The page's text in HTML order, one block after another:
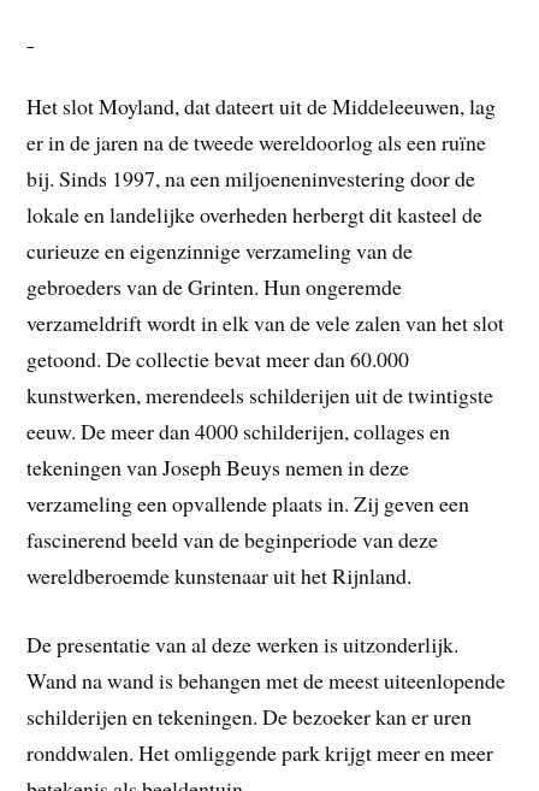
Het slot Moyland, dat dateert uit de Middeleeuwen, lag
er in de jaren na de tweede wereldoorlog als een ruïne
bij. Sinds 1997, na een miljoeneninvestering door de
lokale en landelijke overheden herbergt dit kasteel de
curieuze en eigenzinnige verzameling van de
gebroeders van de Grinten. Hun ongeremde
verzameldrift wordt in elk van de vele zalen van het slot
getoond. De collectie bevat meer dan 60.000
kunstwerken, merendeels schilderijen uit de twintigste
eeuw. De meer dan 4000 schilderijen, collages en
tekeningen van Joseph Beuys nemen in deze
verzameling een opvallende plaats in. Zij geven een
fascinerend beeld van de beginperiode van deze
wereldberoemde kunstenaar uit het Rijnland.
De presentatie van al deze werken is uitzonderlijk.
Wand na wand is behangen met de meest uiteenlopende
schilderijen en tekeningen. De bezoeker kan er uren
ronddwalen. Het omliggende park krijgt meer en meer